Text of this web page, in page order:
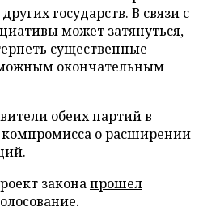
государств. В связи с
может затянуться,
существенные
окончательным
обеих партий в
компромисса о расширении
законапрошел